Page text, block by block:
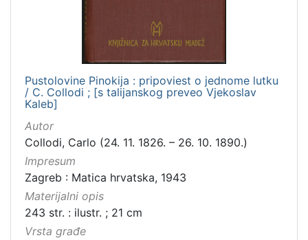
Pustolovine Pinokija : pripoviest o jednome lutku
/ C. Collodi ; [s talijanskog preveo Vjekoslav
Kaleb]
Autor
Collodi, Carlo (24. 11. 1826. – 26. 10. 1890.)
Impresum
Zagreb : Matica hrvatska, 1943
Materijalni opis
243 str. : ilustr. ; 21 cm
Vrsta građe